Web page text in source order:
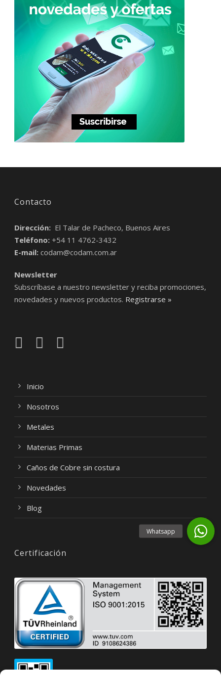
Contacto
Dirección: El Talar de Pacheco, Buenos Aires
Teléfono: +54 11 4762-3432
E-mail: codam@codam.com.ar
Newsletter
Subscríbase a nuestro newsletter y reciba promociones,
novedades y nuevos productos. Registrarse »
Inicio
Nosotros
Metales
Materias Primas
Caños de Cobre sin costura
Novedades
Blog
Certificación